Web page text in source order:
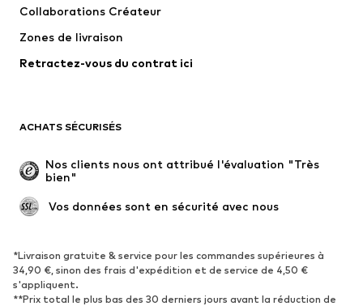
Sous-vêtements
Costumes et vestes classiques
Maillots de bain
Grandes tailles
Nouveautés
Boots et bottes
Baskets
SPORT
Collaborations Créateur
Zones de livraison
Retractez-vous du contrat ici
ACHATS SÉCURISÉS
Nos clients nous ont attribué l'évaluation "Très
bien"
Vos données sont en sécurité avec nous
*Livraison gratuite & service pour les commandes supérieures à
34,90 €, sinon des frais d'expédition et de service de 4,50 €
s'appliquent.
**Prix total le plus bas des 30 derniers jours avant la réduction de